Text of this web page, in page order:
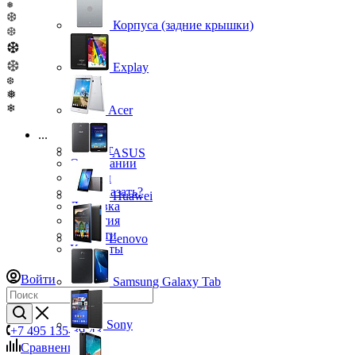
❅
❆
❆
❆
❆
❆
❅
❄
...
Каталог
О компании
Бренды
Как заказать?
Доставка
Гарантия
Новости
Контакты
Войти
+7 495 135-39-43
Сравнение
0
Корпуса (задние крышки)
Explay
Acer
ASUS
Huawei
Lenovo
Samsung Galaxy Tab
Sony